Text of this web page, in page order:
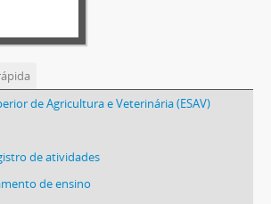
de Agricultura e Veterinária (ESAV)
de atividades
de ensino